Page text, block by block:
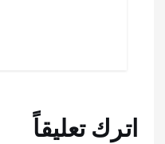
اترك تعليقاًهوي